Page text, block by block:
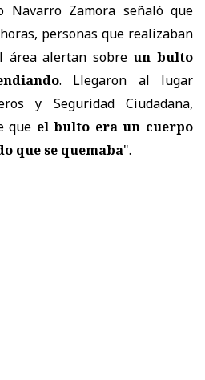
Navarro Zamora señaló que
personas que realizaban
área alertan sobreun bulto
. Llegaron al lugar
y Seguridad Ciudadana,
que el bulto era un cuerpo
que se quemaba".